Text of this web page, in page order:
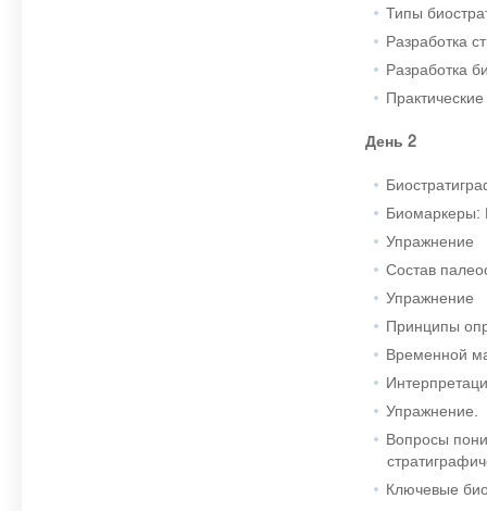
Типы
Разработка
Разработка
День 2
Биомаркеры:
Упражнение
Состав
Упражнение
Принципы
Временной
Упражнение.
Вопросы
Ключевые